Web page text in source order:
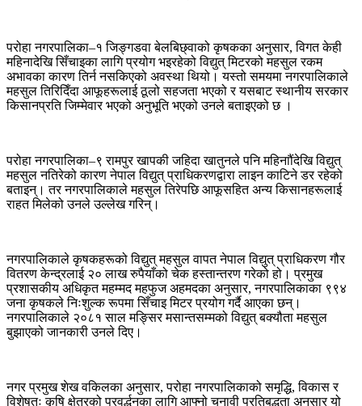
परोहा नगरपालिका–१ जिङ्गडवा बेलबिछ्वाको कृषकका अनुसार, विगत केही
महिनादेखि सिँचाइका लागि प्रयोग भइरहेको विद्युत् मिटरको महसुल रकम
अभावका कारण तिर्न नसकिएको अवस्था थियो। यस्तो समयमा नगरपालिकाले
महसुल तिरिदिँदा आफूहरूलाई ठूलो सहजता भएको र यसबाट स्थानीय सरकार
किसानप्रति जिम्मेवार भएको अनुभूति भएको उनले बताइएको छ ।
परोहा नगरपालिका–९ रामपुर खापकी जहिदा खातुनले पनि महिनाौंदेखि विद्युत्
महसुल नतिरेको कारण नेपाल विद्युत् प्राधिकरणद्वारा लाइन काटिने डर रहेको
बताइन्। तर नगरपालिकाले महसुल तिरेपछि आफूसहित अन्य किसानहरूलाई
राहत मिलेको उनले उल्लेख गरिन्।
नगरपालिकाले कृषकहरूको विद्युत् महसुल वापत नेपाल विद्युत् प्राधिकरण गौर
वितरण केन्द्रलाई २० लाख रुपैयाँको चेक हस्तान्तरण गरेको हो। प्रमुख
प्रशासकीय अधिकृत महम्मद महफुज अहमदका अनुसार, नगरपालिकाका ९९४
जना कृषकले निःशुल्क रूपमा सिँचाइ मिटर प्रयोग गर्दै आएका छन्।
नगरपालिकाले २०८१ साल मङ्सिर मसान्तसम्मको विद्युत् बक्यौता महसुल
बुझाएको जानकारी उनले दिए।
नगर प्रमुख शेख वकिलका अनुसार, परोहा नगरपालिकाको समृद्धि, विकास र
विशेषतः कृषि क्षेत्रको प्रवर्द्धनका लागि आफ्नो चुनावी प्रतिबद्धता अनुसार यो